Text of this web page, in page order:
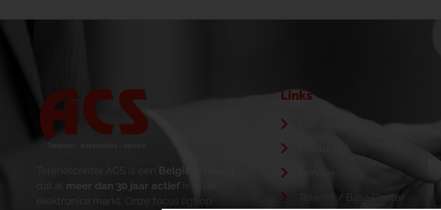
Telenetcenter ACS is een Belgisch
dat al meer dan 30 jaar actief is in de
elektronica markt. Onze focus ligt op
Links
Telenet / Base Center